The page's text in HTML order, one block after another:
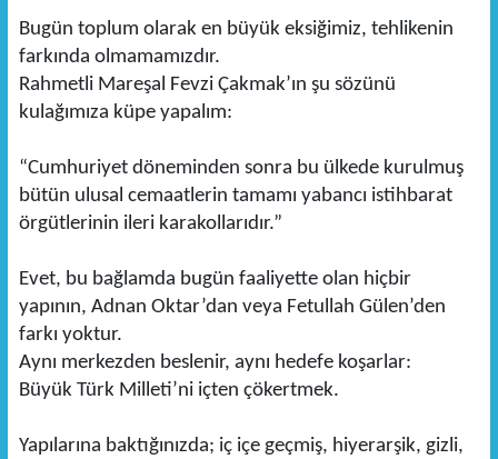
Bugün toplum olarak en büyük eksiğimiz, tehlikenin
farkında olmamamızdır.
Rahmetli Mareşal Fevzi Çakmak’ın şu sözünü
kulağımıza küpe yapalım:
“Cumhuriyet döneminden sonra bu ülkede kurulmuş
bütün ulusal cemaatlerin tamamı yabancı istihbarat
örgütlerinin ileri karakollarıdır.”
Evet, bu bağlamda bugün faaliyette olan hiçbir
yapının, Adnan Oktar’dan veya Fetullah Gülen’den
farkı yoktur.
Aynı merkezden beslenir, aynı hedefe koşarlar:
Büyük Türk Milleti’ni içten çökertmek.
Yapılarına baktığınızda; iç içe geçmiş, hiyerarşik, gizli,